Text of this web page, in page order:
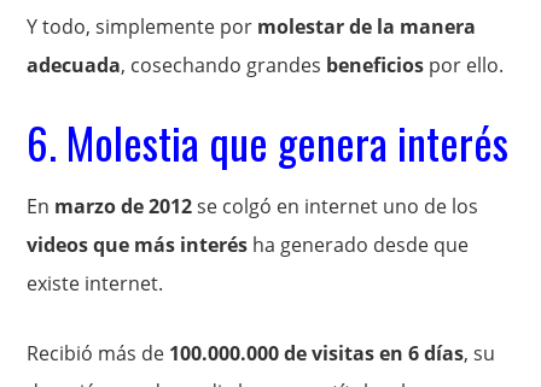
Y todo, simplemente por molestar de la manera
adecuada, cosechando grandes beneficios por ello.
6. Molestia que genera interés
En marzo de 2012se colgó en internet uno de los
videos que más interés ha generado desde que
existe internet.
Recibió más de 100.000.000 de visitas en 6 días, su